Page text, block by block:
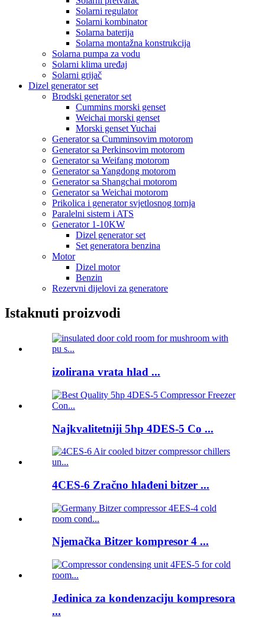
Solarni regulator
Solarni kombinator
Solarna baterija
Solarna montažna konstrukcija
Solarna pumpa za vodu
Solarni klima uređaj
Solarni grijač
Dizel generator set
Brodski generator set
Cummins morski genset
Weichai morski genset
Morski genset Yuchai
Generator sa Cumminsovim motorom
Generator sa Perkinsovim motorom
Generator sa Weifang motorom
Generator sa Yangdong motorom
Generator sa Shangchai motorom
Generator sa Weichai motorom
Prikolica i generator svjetlosnog tornja
Paralelni sistem i ATS
Generator 1-10KW
Dizel generator set
Set generatora benzina
Motor
Dizel motor
Benzin
Rezervni dijelovi za generatore
Istaknuti proizvodi
izolirana vrata hlad ...
Najkvalitetniji 5hp 4DES-5 Co ...
4CES-6 Zračno hlađeni bitzer ...
Njemačka Bitzer kompresor 4 ...
Jedinica za kondenzaciju kompresora
...